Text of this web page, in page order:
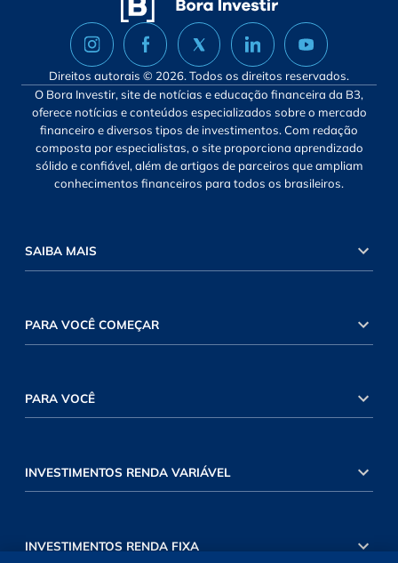
Direitos autorais © 2026. Todos os direitos reservados.
O Bora Investir, site de notícias e educação financeira da B3,
oferece notícias e conteúdos especializados sobre o mercado
financeiro e diversos tipos de investimentos. Com redação
composta por especialistas, o site proporciona aprendizado
sólido e confiável, além de artigos de parceiros que ampliam
conhecimentos financeiros para todos os brasileiros.
SAIBA MAIS
PARA VOCÊ COMEÇAR
PARA VOCÊ
INVESTIMENTOS RENDA VARIÁVEL
INVESTIMENTOS RENDA FIXA